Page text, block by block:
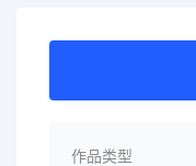
作品类型